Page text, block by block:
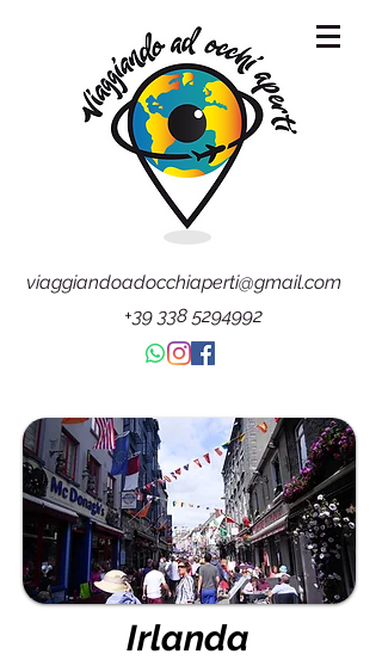
viaggiandoadocchiaperti@gmail.com
+39 338 5294992
Irlanda